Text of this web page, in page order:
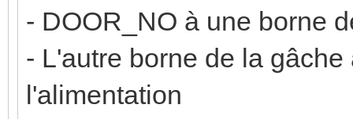
- DOOR_NO à une borne
- L'autre borne de la
l'alimentation